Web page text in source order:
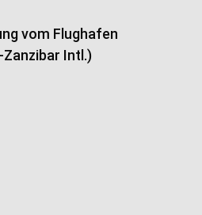
vom Flughafen
Intl.)